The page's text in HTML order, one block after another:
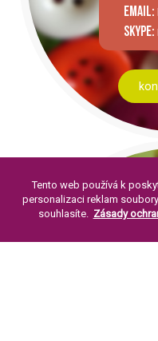
email:
skype:
Tento web používá k
personalizaci reklam soubory
souhlasíte. Zásady